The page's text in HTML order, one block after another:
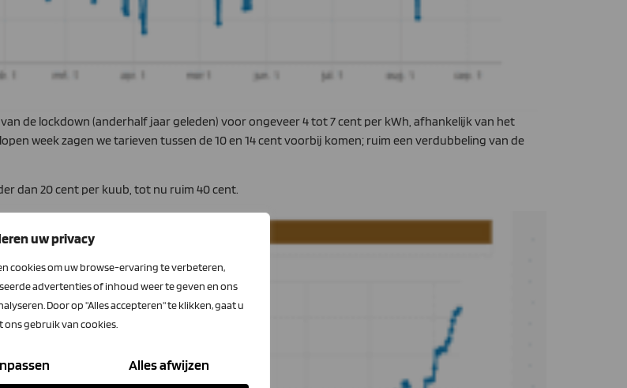
uw privacy
cookies om uw browse-ervaring te verbeteren,
advertenties of inhoud weer te geven en ons
Door op "Alles accepteren" te klikken, gaat u
gebruik van cookies.
Alles afwijzen
de lockdown (anderhalf jaar geleden) voor ongeveer 4 tot 7 cent per kWh, afhankelijk van het
week zagen we tarieven tussen de 10 en 14 cent voorbij komen; ruim een verdubbeling van de
dan 20 cent per kuub, tot nu ruim 40 cent.